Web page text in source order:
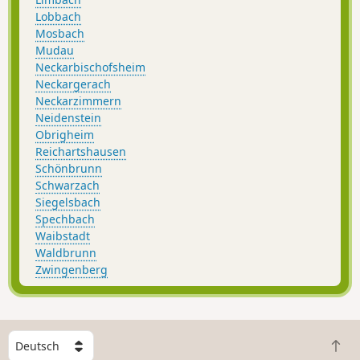
Lobbach
Mosbach
Mudau
Neckarbischofsheim
Neckargerach
Neckarzimmern
Neidenstein
Obrigheim
Reichartshausen
Schönbrunn
Schwarzach
Siegelsbach
Spechbach
Waibstadt
Waldbrunn
Zwingenberg
W
ä
Z